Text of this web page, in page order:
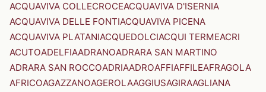
ACQUAVIVA COLLECROCEACQUAVIVA D'ISERNIA
ACQUAVIVA DELLE FONTIACQUAVIVA PICENA
ACQUAVIVA PLATANIACQUEDOLCIACQUI TERMEACRI
ACUTOADELFIAADRANOADRARA SAN MARTINO
ADRARA SAN ROCCOADRIAADROAFFIAFFILEAFRAGOLA
AFRICOAGAZZANOAGEROLAAGGIUSAGIRAAGLIANA